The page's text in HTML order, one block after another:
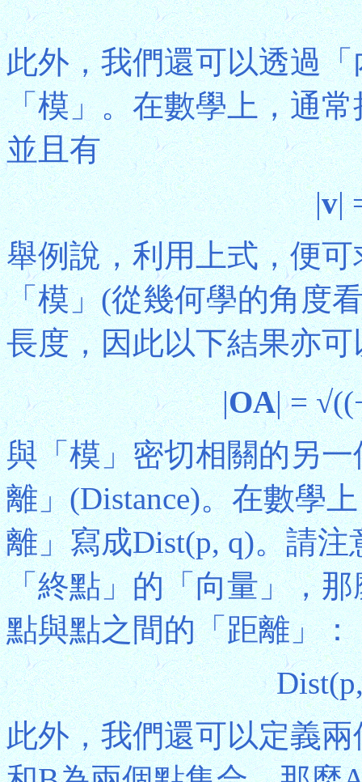
此外，我們還可以透過
「模」。在數學上，通
並且有
|v|
舉例說，利用上式，便
「模」(從幾何學的角度
長度，因此以下結果亦
|OA| =
與「模」密切相關的另
離」(Distance)。在數學
離」寫成Dist(p, q)。請注
「終點」的「向量」，
點與點之間的「距離」：
此外，我們還可以定義